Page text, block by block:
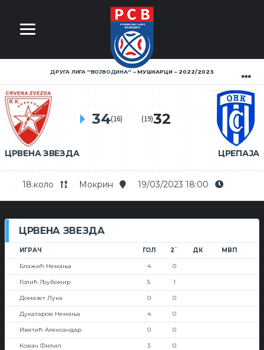
ДРУГА ЛИГА ''ВОЈВОДИНА'' МУШКАРЦИ 2022/2023
ЦРВЕНА ЗВЕЗДА
34(16)
ЦРЕПАЈА
(19)32
18.коло Мокрин 19/03/2023 18:00
ЦРВЕНА ЗВЕЗДА
ИГРАЧ ГОЛ 2` ДК МВП
Блажић Немања 4 0
Голић Љубомир 5 1
Домазет Лука 0 0
Дукатаров Немања 4 0
Иветић Александар 0 0
Ковач Филип 3 0